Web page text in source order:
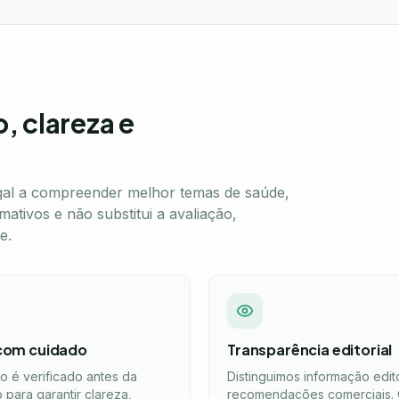
clareza e
a compreender melhor temas de saúde,
e não substitui a avaliação,
cuidado
é verificado antes da
para garantir clareza,
Transparência editorial
Distinguimos informação
recomendações comerciais.